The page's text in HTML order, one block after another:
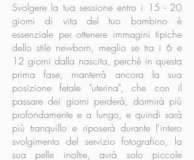
Svolgere la tua sessione entro i 15 - 20
giorni di vita del tuo bambino è
essenziale per ottenere immagini tipiche
dello stile newborn, meglio se tra i 6 e
12 giorni dalla nascita, perché in questa
prima fase, manterrà ancora la sua
posizione fetale "uterina", che con il
passare dei giorni perderà, dormirà più
profondamente e a lungo, e quindi sarà
più tranquillo e riposerà durante l'intero
svolgimento del servizio fotografico, la
sua pelle inoltre, avrà solo piccole